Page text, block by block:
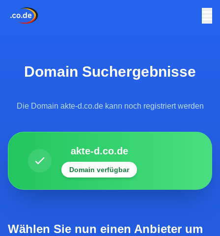
Domain Suchergebnisse
Die Domain akte-d.co.de kann noch registriert werden
akte-d.co.de
Domain verfügbar
Wählen Sie nun einen Anbieter um